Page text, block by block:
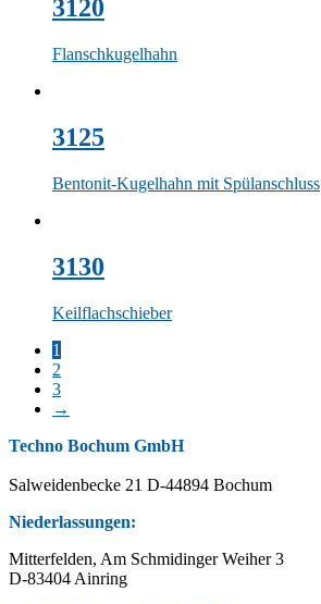
3120
Flanschkugelhahn
3125
Bentonit-Kugelhahn mit Spülanschluss
3130
Keilflachschieber
1
2
3
→
Techno Bochum GmbH
Salweidenbecke 21 D-44894 Bochum
Niederlassungen:
Mitterfelden, Am Schmidinger Weiher 3
D-83404 Ainring